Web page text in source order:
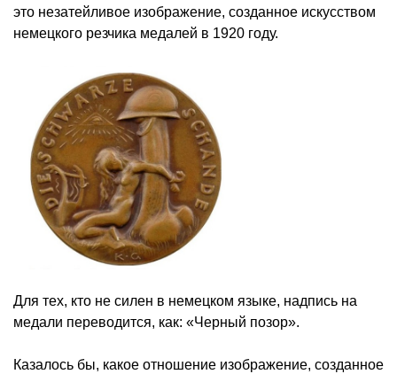
это незатейливое изображение, созданное искусством
немецкого резчика медалей в 1920 году.
Для тех, кто не силен в немецком языке, надпись на
медали переводится, как: «Черный позор».
Казалось бы, какое отношение изображение, созданное